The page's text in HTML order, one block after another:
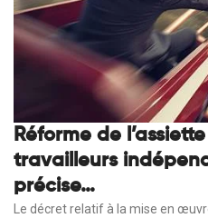
Réforme de
travailleurs
précise…
Le décret relatif à la mise en